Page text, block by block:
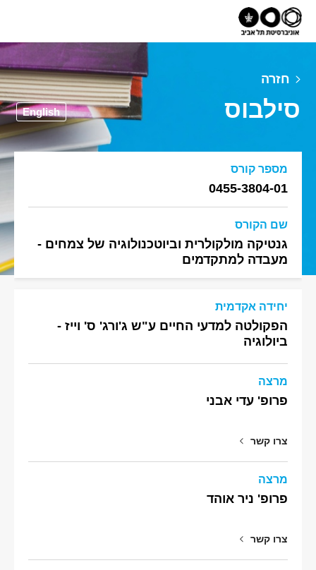
חזרה
סילבוס English
מספר קורס
0455-3804-01
שם הקורס
גנטיקה מולקולרית וביוטכנולוגיה של צמחים -
מעבדה למתקדמים
יחידה אקדמית
הפקולטה למדעי החיים ע"ש ג'ורג' ס' וייז -
ביולוגיה
מרצה
פרופ' עדי אבני
צרו קשר
מרצה
פרופ' ניר אוהד
צרו קשר